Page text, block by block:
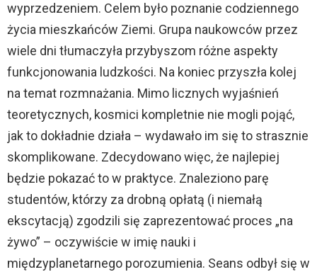
wyprzedzeniem. Celem było poznanie codziennego
życia mieszkańców Ziemi. Grupa naukowców przez
wiele dni tłumaczyła przybyszom różne aspekty
funkcjonowania ludzkości. Na koniec przyszła kolej
na temat rozmnażania. Mimo licznych wyjaśnień
teoretycznych, kosmici kompletnie nie mogli pojąć,
jak to dokładnie działa – wydawało im się to strasznie
skomplikowane. Zdecydowano więc, że najlepiej
będzie pokazać to w praktyce. Znaleziono parę
studentów, którzy za drobną opłatą (i niemałą
ekscytacją) zgodzili się zaprezentować proces „na
żywo” – oczywiście w imię nauki i
międzyplanetarnego porozumienia. Seans odbył się w